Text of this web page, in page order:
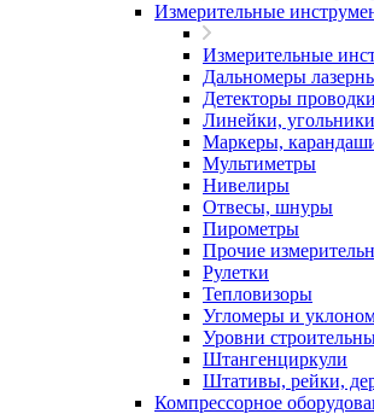
Измерительные
Измерительные
Дальномеры
Детекторы проводки
Линейки, угольники
Маркеры,
Мультиметры
Нивелиры
Отвесы, шнуры
Пирометры
Прочие
Рулетки
Тепловизоры
Угломеры и
Уровни
Штангенциркули
Штативы, рейки,
Компрессорное